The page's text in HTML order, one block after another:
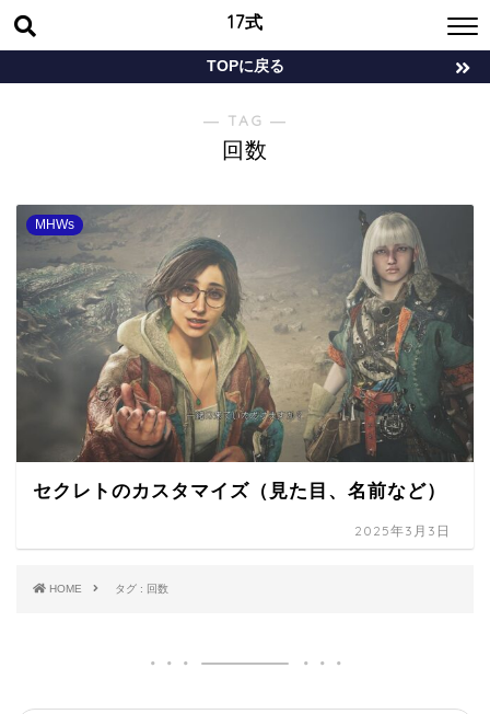
17式
TOPに戻る
― TAG ―
回数
MHWs
セクレトのカスタマイズ（見た目、名前など）
2025年3月3日
HOME タグ : 回数